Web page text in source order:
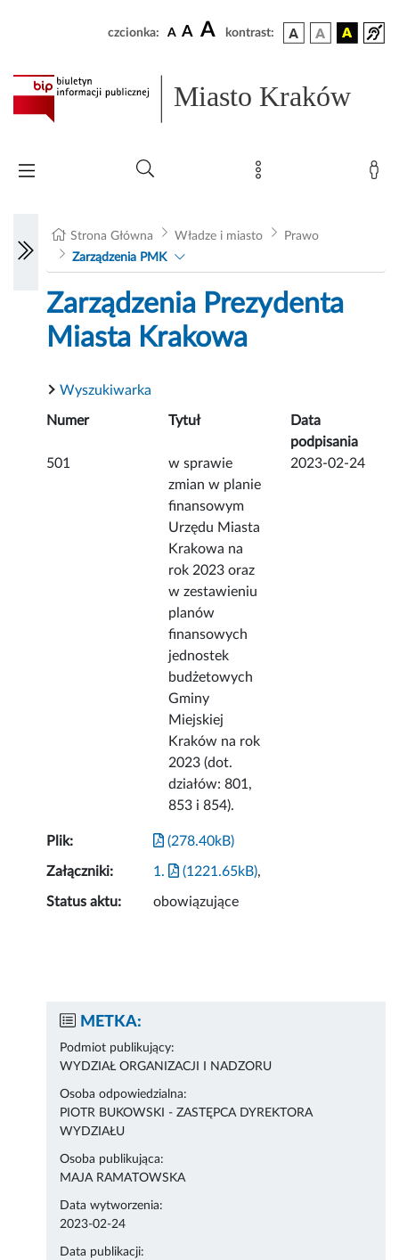
czcionka: A A A kontrast:
Miasto Kraków
Strona Główna Władze i miasto
Prawo
Zarządzenia PMK
Zarządzenia Prezydenta
Miasta Krakowa
Wyszukiwarka
Numer Tytuł
Data
podpisania
501
w sprawie
zmian w planie
finansowym
Urzędu Miasta
Krakowa na
rok 2023 oraz
w zestawieniu
planów
finansowych
jednostek
budżetowych
Gminy
Miejskiej
Kraków na rok
2023 (dot.
działów: 801,
853 i 854).
2023-02-24
Plik: (278.40kB)
Załączniki: 1. (1221.65kB),
Status aktu: obowiązujące
METKA:
Podmiot publikujący:
WYDZIAŁ ORGANIZACJI I NADZORU
Osoba odpowiedzialna:
PIOTR BUKOWSKI - ZASTĘPCA DYREKTORA
WYDZIAŁU
Osoba publikująca:
MAJA RAMATOWSKA
Data wytworzenia:
2023-02-24
Data publikacji: